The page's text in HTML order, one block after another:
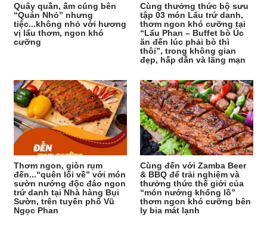
Quây quần, ấm cúng bên
“Quán Nhỏ” nhưng
tiệc...không nhỏ với hương
vị lẩu thơm, ngon khó
cưỡng
Cùng thưởng thức bộ sưu
tập 03 món Lẩu trứ danh,
thơm ngon khó cưỡng tại
“Lẩu Phan – Buffet bò Úc
ăn đến lúc phải bò thì
thôi”, trong không gian
đẹp, hấp dẫn và lãng mạn
Thơm ngon, giòn rụm
đến...“quên lối về” với món
sườn nướng độc đáo ngon
trứ danh tại Nhà hàng Bụi
Sườn, trên tuyến phố Vũ
Ngọc Phan
Cùng đến với Zamba Beer
& BBQ để trải nghiệm và
thưởng thức thế giới của
“món nướng khổng lồ”
thơm ngon khó cưỡng bên
ly bia mát lạnh